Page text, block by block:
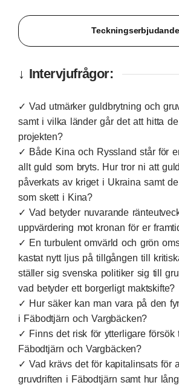
Teckningserbjudande
↓ Intervjufrågor:
✓ Vad utmärker guldbrytning och
samt i vilka länder går det att hitta
projekten?
✓ Både Kina och Ryssland står för
allt guld som bryts. Hur tror ni att
påverkats av kriget i Ukraina samt
som skett i Kina?
✓ Vad betyder nuvarande
uppvärdering mot kronan för er
✓ En turbulent omvärld och grön
kastat nytt ljus på tillgången till
ställer sig svenska politiker sig till
vad betyder ett borgerligt maktskifte?
✓ Hur säker kan man vara på den
i Fäbodtjärn och Vargbäcken?
✓ Finns det risk för ytterligare försök
Fäbodtjärn och Vargbäcken?
✓ Vad krävs det för kapitalinsats för
gruvdriften i Fäbodtjärn samt hur lång